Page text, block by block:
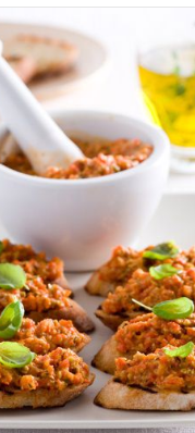
HOME
RECEPTEN
WEEKMENU'S
KOOKBOEKEN